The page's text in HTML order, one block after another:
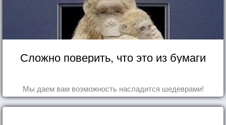
Сложно поверить, что это из бумаги
Мы даем вам возможность насладится шедеврами!